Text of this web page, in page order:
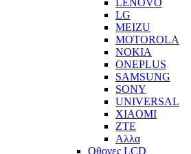
LG
MEIZU
MOTOROLA
NOKIA
ONEPLUS
SAMSUNG
SONY
UNIVERSAL
XIAOMI
ZTE
Αλλα
Οθονες LCD